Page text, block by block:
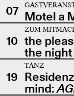
07 Motel a
10
ZUM
the
the night
19
TANZ
mind: